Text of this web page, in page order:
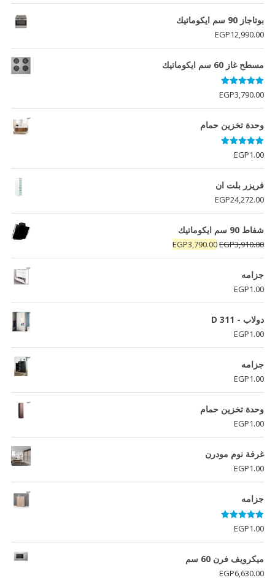
بوتاجاز 90 سم ايكوماتيك
EGP12,990.00
مسطح غاز 60 سم ايكوماتيك
تم التقييم
5.00 من 5EGP3,790.00
وحدة تخزين حمام
تم التقييم
5.00
من 5
EGP1.00
فريزر بلت ان
EGP24,272.00
شفاط 90 سم ايكوماتيك
EGP3,910.00
السعر
الأصلي
EGP3,790.00
السعر
الحالي
جزامه
EGP1.00
دولاب - D 311
EGP1.00
جزامه
EGP1.00
وحدة تخزين حمام
EGP1.00
غرفة نوم مودرن
EGP1.00
جزامه
تم التقييم
5.00
من 5
EGP1.00
ميكرويف فرن 60 سم
EGP6,630.00